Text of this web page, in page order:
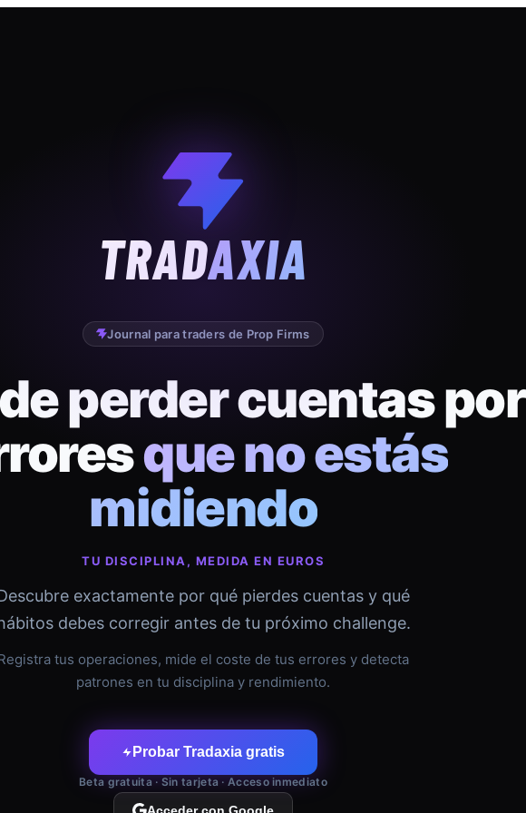
TRADAXIA
Journal para traders de Prop Firms
perder cuentas por
que no estás
midiendo
TU DISCIPLINA, MEDIDA EN EUROS
exactamente por qué pierdes cuentas y qué
debes corregir antes de tu próximo challenge.
tus operaciones, mide el coste de tus errores y detecta
patrones en tu disciplina y rendimiento.
Probar Tradaxia gratis
Beta gratuita · Sin tarjeta · Acceso inmediato